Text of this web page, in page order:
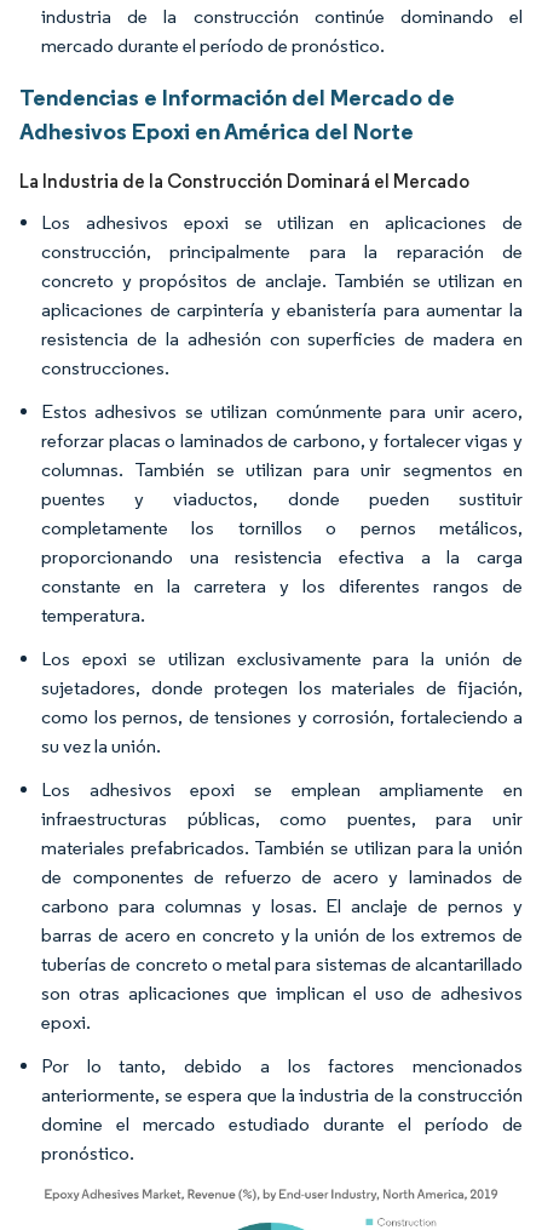
industria de la construcción continúe dominando el
mercado durante el período de pronóstico.
Tendencias e Información del Mercado de
Adhesivos Epoxi en América del Norte
La Industria de la Construcción Dominará el Mercado
Los adhesivos epoxi se utilizan en aplicaciones de
construcción, principalmente para la reparación de
concreto y propósitos de anclaje. También se utilizan en
aplicaciones de carpintería y ebanistería para aumentar la
resistencia de la adhesión con superficies de madera en
construcciones.
Estos adhesivos se utilizan comúnmente para unir acero,
reforzar placas o laminados de carbono, y fortalecer vigas y
columnas. También se utilizan para unir segmentos en
puentes y viaductos, donde pueden sustituir
completamente los tornillos o pernos metálicos,
proporcionando una resistencia efectiva a la carga
constante en la carretera y los diferentes rangos de
temperatura.
Los epoxi se utilizan exclusivamente para la unión de
sujetadores, donde protegen los materiales de fijación,
como los pernos, de tensiones y corrosión, fortaleciendo a
su vez la unión.
Los adhesivos epoxi se emplean ampliamente en
infraestructuras públicas, como puentes, para unir
materiales prefabricados. También se utilizan para la unión
de componentes de refuerzo de acero y laminados de
carbono para columnas y losas. El anclaje de pernos y
barras de acero en concreto y la unión de los extremos de
tuberías de concreto o metal para sistemas de alcantarillado
son otras aplicaciones que implican el uso de adhesivos
epoxi.
Por lo tanto, debido a los factores mencionados
anteriormente, se espera que la industria de la construcción
domine el mercado estudiado durante el período de
pronóstico.